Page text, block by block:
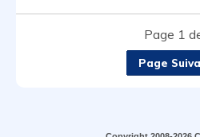
Page 1
Page